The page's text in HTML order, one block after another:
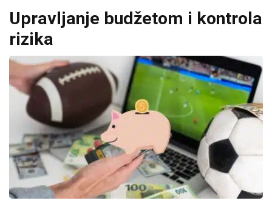
Upravljanje budžetom i kontrola
rizika